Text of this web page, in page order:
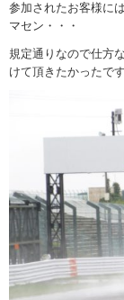
参加されたお客様に
マセン・・・
規定通りなので仕方
けて頂きたかったです